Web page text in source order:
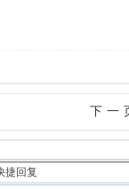
下一